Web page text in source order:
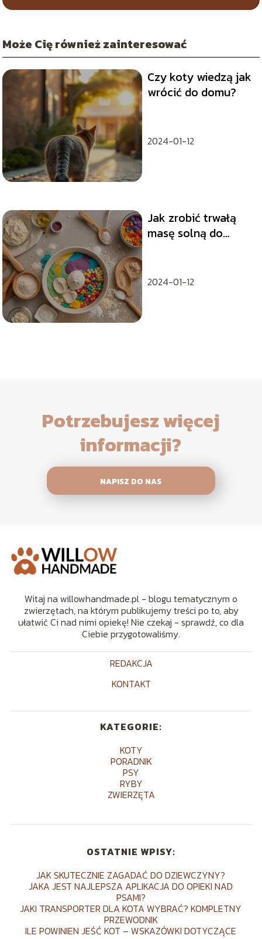
Może Cię również zainteresować
Czy koty wiedzą jak
wrócić do domu?
2024-01-12
Jak zrobić trwałą
masę solną do
2024-01-12
Potrzebujesz więcej
informacji?
NAPISZ DO NAS
Witaj na willowhandmade.pl - blogu tematycznym o
zwierzętach, na którym publikujemy treści po to, aby
ułatwić Ci nad nimi opiekę! Nie czekaj - sprawdź, co dla
Ciebie przygotowaliśmy.
REDAKCJA
KONTAKT
KATEGORIE:
KOTY
PORADNIK
PSY
RYBY
ZWIERZĘTA
OSTATNIE WPISY:
JAK SKUTECZNIE ZAGADAĆ DO DZIEWCZYNY?
JAKA JEST NAJLEPSZA APLIKACJA DO OPIEKI NAD
PSAMI?
JAKI TRANSPORTER DLA KOTA WYBRAĆ? KOMPLETNY
PRZEWODNIK
ILE POWINIEN JEŚĆ KOT – WSKAZÓWKI DOTYCZĄCE